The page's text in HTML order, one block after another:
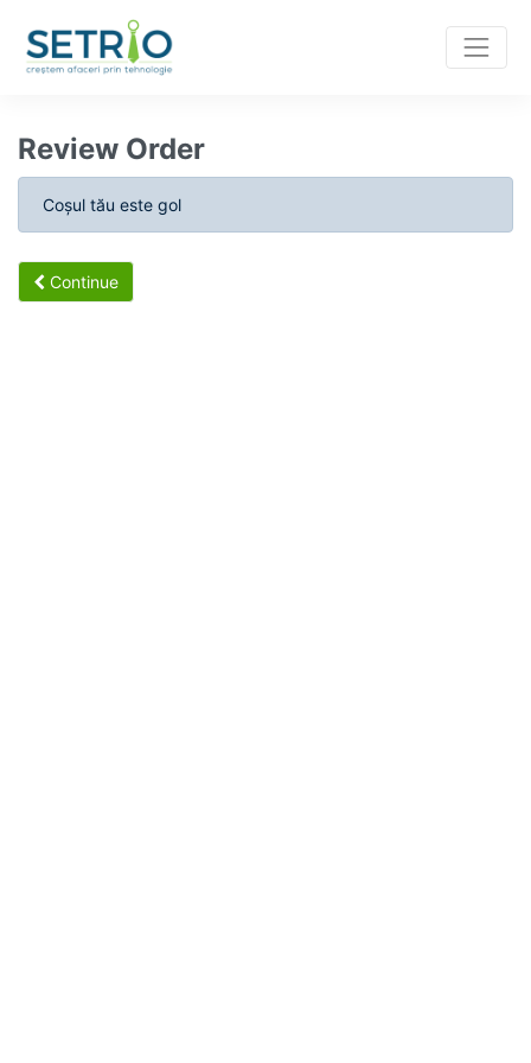
Review Order
Coșul tău este gol
Continue